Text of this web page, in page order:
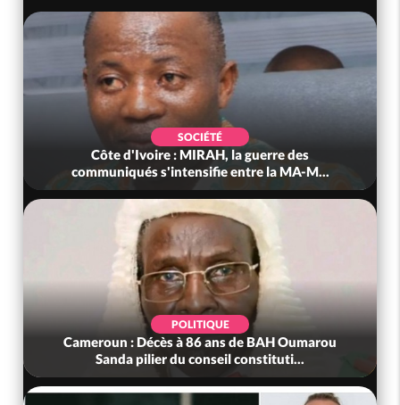
la MA-M...
Oumarou
Côte d'Ivoire : Après le pari réussi
anniversaire, Adama Bictogo :
POLITIQUE
Bénin : L'ancien président Patrice
tête du Sénat